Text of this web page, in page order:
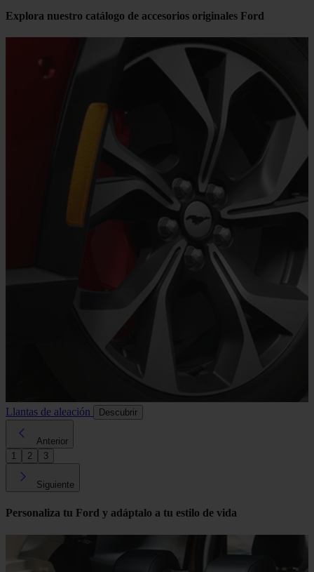
Explora nuestro catálogo de accesorios originales Ford
Llantas de aleación Descubrir
Anterior
1
2 3
Siguiente
Personaliza tu Ford y adáptalo a tu estilo de vida